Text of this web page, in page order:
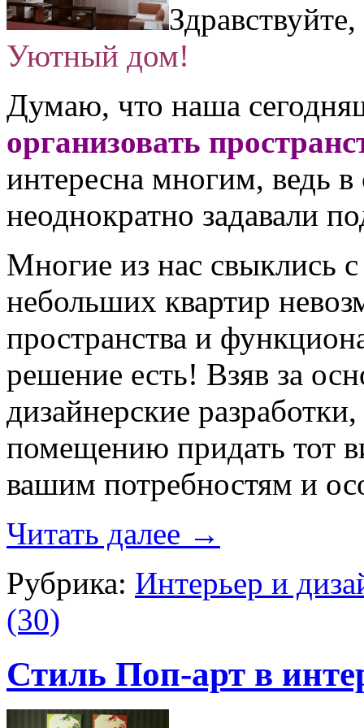
Уютный дом!
Думаю, что наша
организовать
интересна многим, ведь
неоднократно задавали
Многие из нас свыклись
небольших квартир
пространства и
решение есть! Взяв за
дизайнерские
помещению придать тот
вашим потребностям и
Читать далее →
Рубрика: Интерьер и
(30)
Стиль Поп-арт в